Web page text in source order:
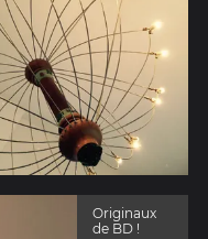
Originaux
de BD !